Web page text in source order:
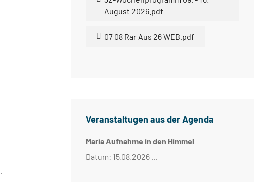
August 2026.pdf
07 08 Rar Aus 26 WEB.pdf
Veranstaltugen aus der Agenda
Maria Aufnahme in den Himmel
Datum: 15.08.2026 ...